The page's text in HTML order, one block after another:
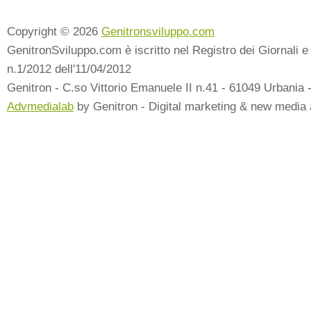
Copyright © 2026 Genitronsviluppo.com
GenitronSviluppo.com è iscritto nel Registro dei Giornali
n.1/2012 dell'11/04/2012
Genitron - C.so Vittorio Emanuele II n.41 - 61049 Urbania
Advmedialab by Genitron - Digital marketing & new media